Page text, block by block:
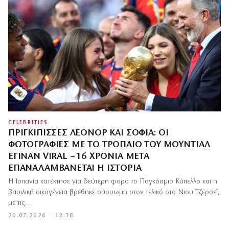
CELEBRITIES
ΠΡΙΓΚΊΠΙΣΣΕΣ ΛΕΟΝΌΡ ΚΑΙ ΣΟΦΊΑ: ΟΙ
ΦΩΤΟΓΡΑΦΊΕΣ ΜΕ ΤΟ ΤΡΌΠΑΙΟ ΤΟΥ ΜΟΥΝΤΙΆΛ
ΈΓΙΝΑΝ VIRAL – 16 ΧΡΌΝΙΑ ΜΕΤΆ
ΕΠΑΝΑΛΑΜΒΆΝΕΤΑΙ Η ΙΣΤΟΡΊΑ
20.07.2026 — 12:38
Η Ισπανία κατέκτησε για δεύτερη φορά το Παγκόσμιο Κύπελλο και η
βασιλική οικογένεια βρέθηκε σύσσωμη στον τελικό στο Νιου Τζέρσεϊ,
με τις…